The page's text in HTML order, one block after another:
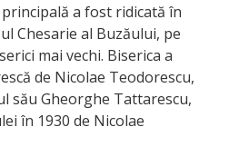
a fost ridicată în
Chesarie al Buzăului, pe
mai vechi. Biserica a
de Nicolae Teodorescu,
său Gheorghe Tattarescu,
în 1930 de Nicolae